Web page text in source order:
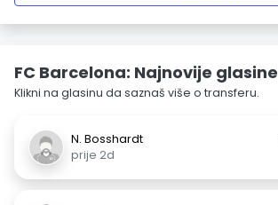
FC Barcelona: Najnovije glasine
Klikni na glasinu da saznaš više o transferu.
N. Bosshardt
prije 2d